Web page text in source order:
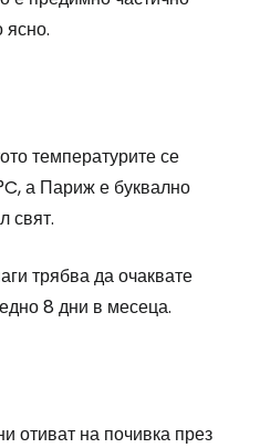
температурите се
а Париж е буквално
свят.
трябва да очаквате
8 дни в месеца.
отиват на почивка през